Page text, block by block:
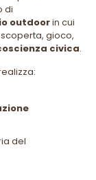
di
outdoorin cui
gioco,
civica.
del